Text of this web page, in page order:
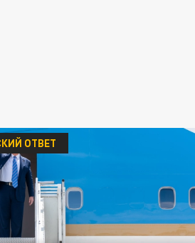
ОТВЕТ